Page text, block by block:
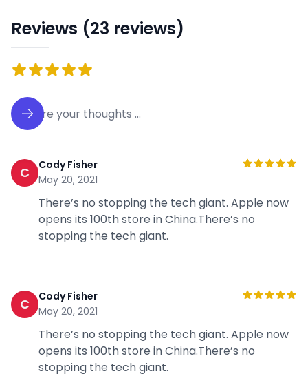
Reviews (23 reviews)
C
Cody Fisher
May 20, 2021
There’s no stopping the tech giant. Apple now
opens its 100th store in China.There’s no
stopping the tech giant.
C
Cody Fisher
May 20, 2021
There’s no stopping the tech giant. Apple now
opens its 100th store in China.There’s no
stopping the tech giant.